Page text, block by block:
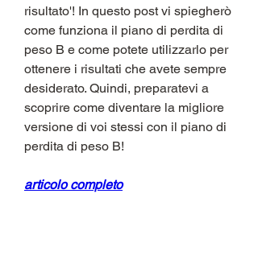
risultato'! In questo post vi spiegherò
come funziona il piano di perdita di
peso B e come potete utilizzarlo per
ottenere i risultati che avete sempre
desiderato. Quindi, preparatevi a
scoprire come diventare la migliore
versione di voi stessi con il piano di
perdita di peso B!
articolo completo